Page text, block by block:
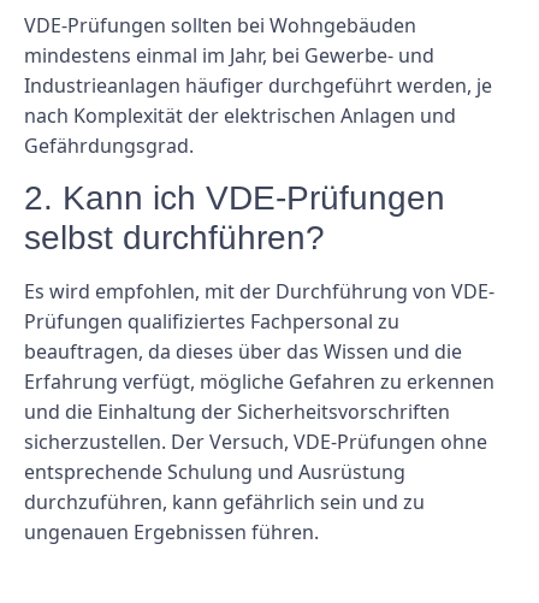
VDE-Prüfungen sollten bei Wohngebäuden
mindestens einmal im Jahr, bei Gewerbe- und
Industrieanlagen häufiger durchgeführt werden, je
nach Komplexität der elektrischen Anlagen und
Gefährdungsgrad.
2. Kann ich VDE-Prüfungen
selbst durchführen?
Es wird empfohlen, mit der Durchführung von VDE-
Prüfungen qualifiziertes Fachpersonal zu
beauftragen, da dieses über das Wissen und die
Erfahrung verfügt, mögliche Gefahren zu erkennen
und die Einhaltung der Sicherheitsvorschriften
sicherzustellen. Der Versuch, VDE-Prüfungen ohne
entsprechende Schulung und Ausrüstung
durchzuführen, kann gefährlich sein und zu
ungenauen Ergebnissen führen.